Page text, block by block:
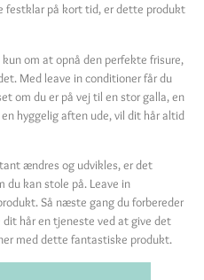
festklar på kort tid, er dette produkt
om at opnå den perfekte frisure,
Med leave in conditioner får du
om du er på vej til en stor galla, en
hyggelig aften ude, vil dit hår altid
ændres og udvikles, er det
du kan stole på. Leave in
Så næste gang du forbereder
hår en tjeneste ved at give det
med dette fantastiske produkt.